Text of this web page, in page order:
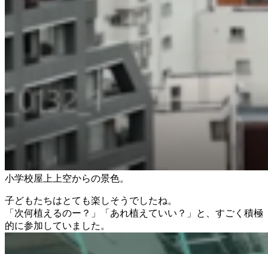
小学校屋上上空からの景色。
子どもたちはとても楽しそうでしたね。
「次何植えるのー？」「あれ植えていい？」と、すごく積極
的に参加していました。